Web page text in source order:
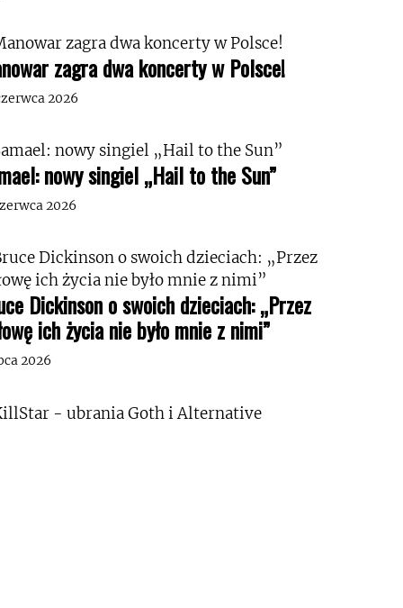
zagra dwa koncerty w Polsce!
2026
nowy singiel „Hail to the Sun”
2026
Dickinson o swoich dzieciach: „Przez
ich życia nie było mnie z nimi”
2026